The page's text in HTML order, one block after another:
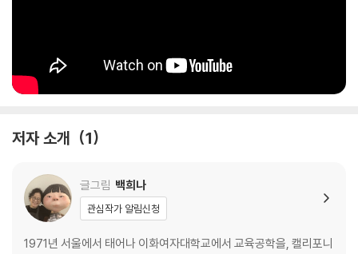
저자 소개 1
글그림 백희나
관심작가 알림신청
1971년 서울에서 태어나 이화여자대학교에서 교육공학을, 캘리포니